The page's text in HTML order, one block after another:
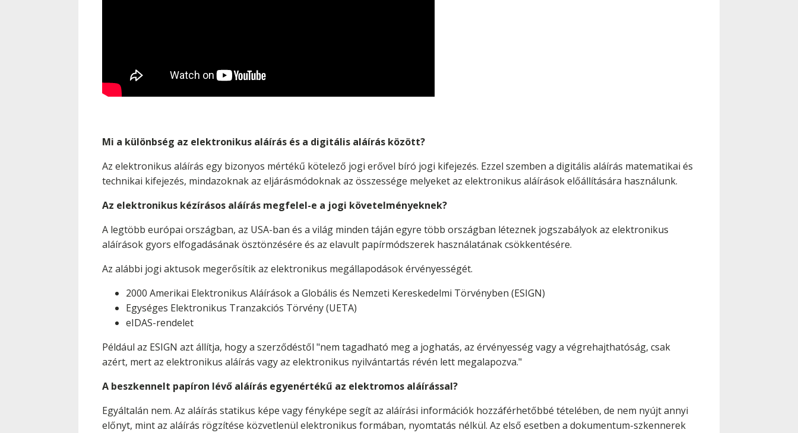
Mi a különbség az elektronikus aláírás és a digitális aláírás között?
Az elektronikus aláírás egy bizonyos mértékű kötelező jogi erővel bíró jogi kifejezés. Ezzel szemben a digitális aláírás matematikai és
technikai kifejezés, mindazoknak az eljárásmódoknak az összessége melyeket az elektronikus aláírások előállítására használunk.
Az elektronikus kézírásos aláírás megfelel-e a jogi követelményeknek?
A legtöbb európai országban, az USA-ban és a világ minden táján egyre több országban léteznek jogszabályok az elektronikus
aláírások gyors elfogadásának ösztönzésére és az elavult papírmódszerek használatának csökkentésére.
Az alábbi jogi aktusok megerősítik az elektronikus megállapodások érvényességét.
2000 Amerikai Elektronikus Aláírások a Globális és Nemzeti Kereskedelmi Törvényben (ESIGN)
Egységes Elektronikus Tranzakciós Törvény (UETA)
eIDAS-rendelet
Például az ESIGN azt állítja, hogy a szerződéstől "nem tagadható meg a joghatás, az érvényesség vagy a végrehajthatóság, csak
azért, mert az elektronikus aláírás vagy az elektronikus nyilvántartás révén lett megalapozva."
A beszkennelt papíron lévő aláírás egyenértékű az elektromos aláírással?
Egyáltalán nem. Az aláírás statikus képe vagy fényképe segít az aláírási információk hozzáférhetőbbé tételében, de nem nyújt annyi
előnyt, mint az aláírás rögzítése közvetlenül elektronikus formában, nyomtatás nélkül. Az első esetben a dokumentum-szkennerek